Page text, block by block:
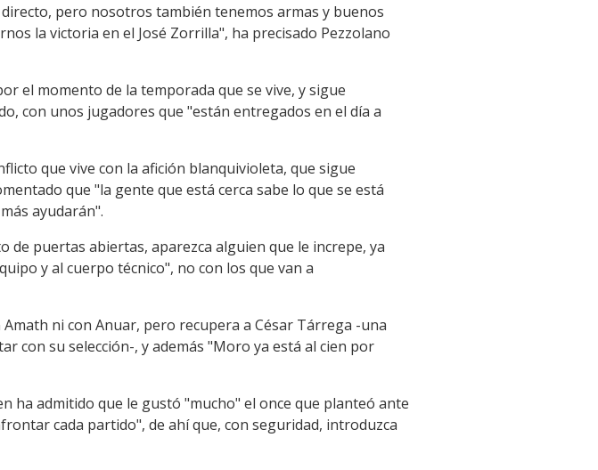
pero nosotros también tenemos armas y buenos
la victoria en el José Zorrilla", ha precisado Pezzolano
el momento de la temporada que se vive, y sigue
con unos jugadores que "están entregados en el día a
que vive con la afición blanquivioleta, que sigue
que "la gente que está cerca sabe lo que se está
ayudarán".
puertas abiertas, aparezca alguien que le increpe, ya
y al cuerpo técnico", no con los que van a
ni con Anuar, pero recupera a César Tárrega -una
con su selección-, y además "Moro ya está al cien por
ha admitido que le gustó "mucho" el once que planteó ante
cada partido", de ahí que, con seguridad, introduzca